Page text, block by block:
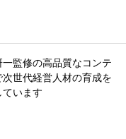
一監修の高品質なコンテ
次世代経営人材の育成を
ています